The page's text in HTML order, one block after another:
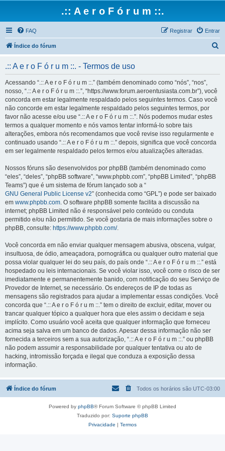
.:: A e r o F ó r u m ::.
FAQ Entrar
Registrar
Índice do fórum
.:: A e r o F ó r u m ::. - Termos de uso
Acessando “.:: A e r o F ó r u m ::.” (também denominado como “nós”, “nos”,
nosso, “.:: A e r o F ó r u m ::.”, “https://www.forum.aeroentusiasta.com.br”), você
concorda em estar legalmente respaldado pelos seguintes termos. Caso você
não concorde em estar legalmente respaldado pelos seguintes termos, por
favor não acesse e/ou use “.:: A e r o F ó r u m ::.”. Nós podemos mudar estes
termos a qualquer momento e nós vamos tentar informá-lo sobre tais
alterações, embora nós recomendamos que você revise isso regularmente e
continuado usando “.:: A e r o F ó r u m ::.” depois, significa que você concorda
em ser legalmente respaldado pelos termos e/ou atualizações alteradas.
Nossos fóruns são desenvolvidos por phpBB (também denominado como
“eles”, “deles”, “phpBB software”, “www.phpbb.com”, “phpBB Limited”, “phpBB
Teams”) que é um sistema de fórum lançado sob a “
GNU General Public License v2” (conhecida como “GPL”) e pode ser baixado
em www.phpbb.com. O software phpBB somente facilita a discussão na
internet; phpBB Limited não é responsável pelo conteúdo ou conduta
permitido e/ou não permitido. Se você gostaria de mais informações sobre o
phpBB, consulte: https://www.phpbb.com/.
Você concorda em não enviar qualquer mensagem abusiva, obscena, vulgar,
insultuosa, de ódio, ameaçadora, pornográfica ou qualquer outro material que
possa violar qualquer lei do seu país, do país onde “.:: A e r o F ó r u m ::.” está
hospedado ou leis internacionais. Se você violar isso, você corre o risco de ser
imediatamente e permanentemente banido, com notificação do seu Serviço de
Provedor de Internet, se necessário. Os endereços de IP de todas as
mensagens são registrados para ajudar a implementar essas condições. Você
concorda que “.:: A e r o F ó r u m ::.” tem o direito de excluir, editar, mover ou
trancar qualquer tópico a qualquer hora que eles assim o decidam e seja
implícito. Como usuário você aceita que qualquer informação que forneceu
acima seja salva em um banco de dados. Apesar dessa informação não ser
fornecida a terceiros sem a sua autorização, “.:: A e r o F ó r u m ::.” ou phpBB
não podem assumir a responsabilidade por qualquer tentativa ou ato de
hacking, intromissão forçada e ilegal que conduza a exposição dessa
informação.
Índice do fórum Todos os horários são UTC-03:00
Powered by phpBB® Forum Software © phpBB Limited
Traduzido por: Suporte phpBB
Privacidade | Termos